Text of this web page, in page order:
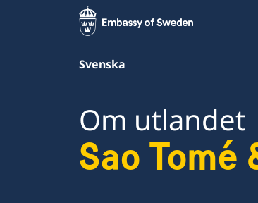
Svenska
Om utlandet
Sao